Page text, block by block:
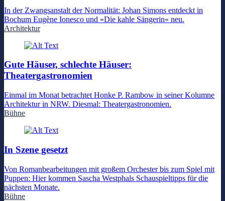
In der Zwangsanstalt der Normalität: Johan Simons entdeckt in
Bochum Eugène Ionesco und »Die kahle Sängerin« neu.
Architektur
Gute Häuser, schlechte Häuser:
Theatergastronomien
Einmal im Monat betrachtet Honke P. Rambow in seiner Kolumne
Architektur in NRW. Diesmal: Theatergastronomien.
Bühne
In Szene gesetzt
Von Romanbearbeitungen mit großem Orchester bis zum Spiel mit
Puppen: Hier kommen Sascha Westphals Schauspieltipps für die
nächsten Monate.
Bühne